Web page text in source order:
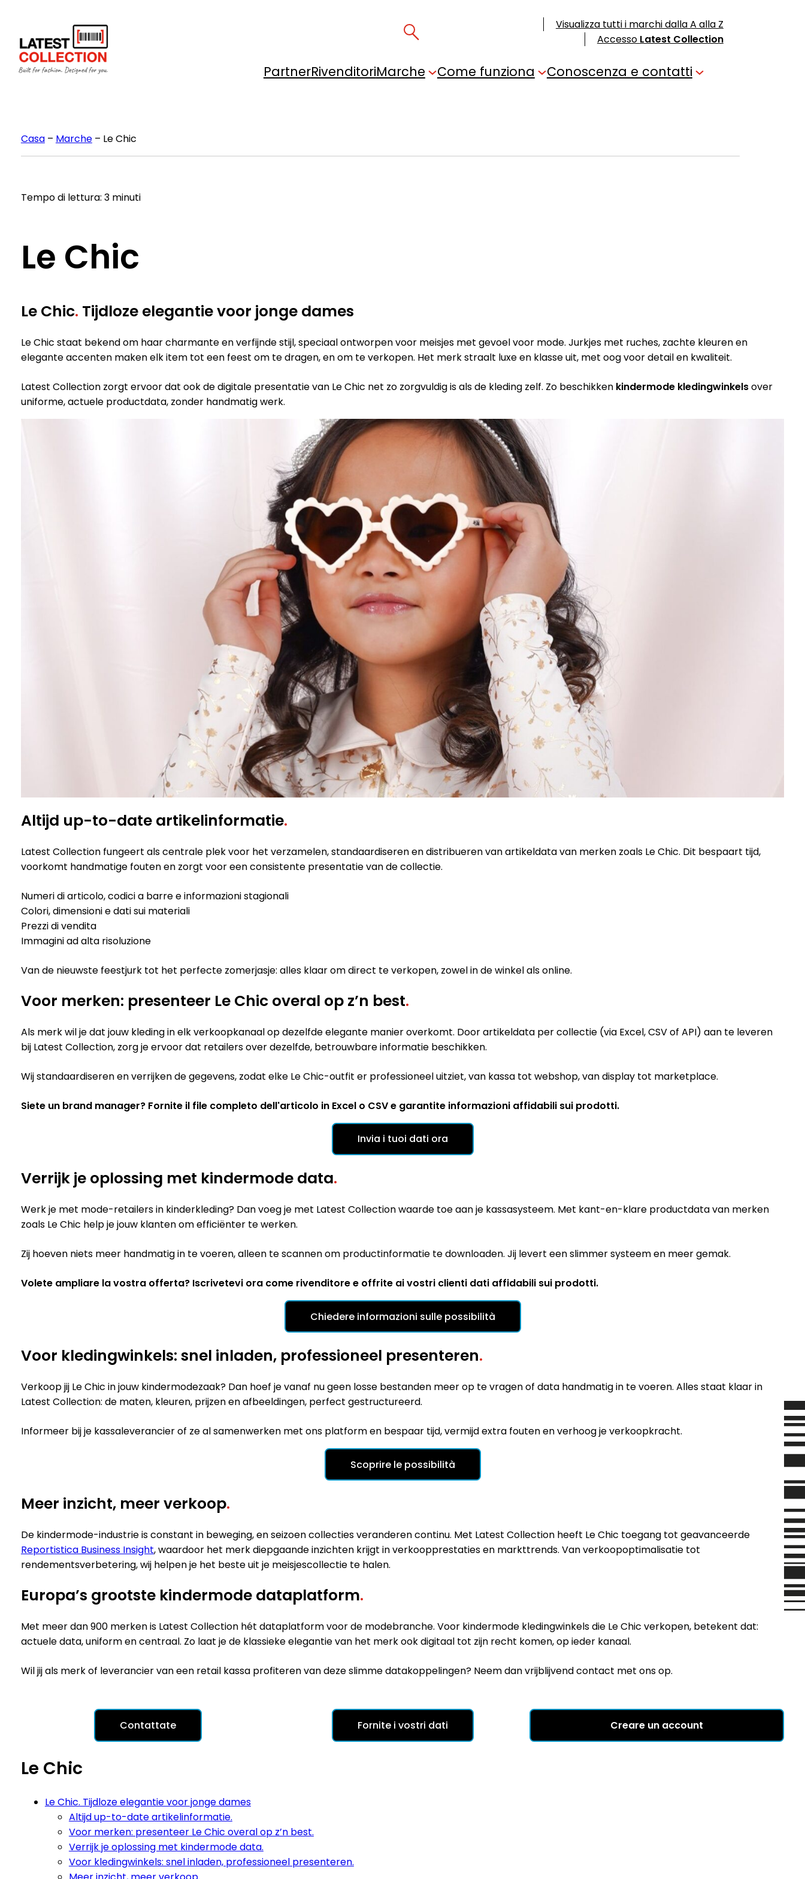
contenuto
Visualizza tutti i marchi dalla A alla Z
Accesso Latest Collection
PartnerRivenditoriMarche Come funziona Conoscenza e contatti
Casa– Marche– Le Chic
Tempo di lettura: 3 minuti
Le Chic
Le Chic. Tijdloze elegantie voor jonge dames
Le Chic staat bekend om haar charmante en verfijnde stijl, speciaal ontworpen voor meisjes met gevoel voor mode. Jurkjes met ruches, zachte kleuren en
elegante accenten maken elk item tot een feest om te dragen, en om te verkopen. Het merk straalt luxe en klasse uit, met oog voor detail en kwaliteit.
Latest Collection zorgt ervoor dat ook de digitale presentatie van Le Chic net zo zorgvuldig is als de kleding zelf. Zo beschikken kindermode kledingwinkelsover
uniforme, actuele productdata, zonder handmatig werk.
Altijd up-to-date artikelinformatie.
Latest Collection fungeert als centrale plek voor het verzamelen, standaardiseren en distribueren van artikeldata van merken zoals Le Chic. Dit bespaart tijd,
voorkomt handmatige fouten en zorgt voor een consistente presentatie van de collectie.
Numeri di articolo, codici a barre e informazioni stagionali
Colori, dimensioni e dati sui materiali
Prezzi di vendita
Immagini ad alta risoluzione
Van de nieuwste feestjurk tot het perfecte zomerjasje: alles klaar om direct te verkopen, zowel in de winkel als online.
Voor merken: presenteer Le Chic overal op z’n best.
Als merk wil je dat jouw kleding in elk verkoopkanaal op dezelfde elegante manier overkomt. Door artikeldata per collectie (via Excel, CSV of API) aan te leveren
bij Latest Collection, zorg je ervoor dat retailers over dezelfde, betrouwbare informatie beschikken.
Wij standaardiseren en verrijken de gegevens, zodat elke Le Chic-outfit er professioneel uitziet, van kassa tot webshop, van display tot marketplace.
Siete un brand manager? Fornite il file completo dell'articolo in Excel o CSV e garantite informazioni affidabili sui prodotti.
Invia i tuoi dati ora
Verrijk je oplossing met kindermode data.
Werk je met mode-retailers in kinderkleding? Dan voeg je met Latest Collection waarde toe aan je kassasysteem. Met kant-en-klare productdata van merken
zoals Le Chic help je jouw klanten om efficiënter te werken.
Zij hoeven niets meer handmatig in te voeren, alleen te scannen om productinformatie te downloaden. Jij levert een slimmer systeem en meer gemak.
Volete ampliare la vostra offerta? Iscrivetevi ora come rivenditore e offrite ai vostri clienti dati affidabili sui prodotti.
Chiedere informazioni sulle possibilità
Voor kledingwinkels: snel inladen, professioneel presenteren.
Verkoop jij Le Chic in jouw kindermodezaak? Dan hoef je vanaf nu geen losse bestanden meer op te vragen of data handmatig in te voeren. Alles staat klaar in
Latest Collection: de maten, kleuren, prijzen en afbeeldingen, perfect gestructureerd.
Informeer bij je kassaleverancier of ze al samenwerken met ons platform en bespaar tijd, vermijd extra fouten en verhoog je verkoopkracht.
Scoprire le possibilità
Meer inzicht, meer verkoop.
De kindermode-industrie is constant in beweging, en seizoen collecties veranderen continu. Met Latest Collection heeft Le Chic toegang tot geavanceerde
Reportistica Business Insight, waardoor het merk diepgaande inzichten krijgt in verkoopprestaties en markttrends. Van verkoopoptimalisatie tot
rendementsverbetering, wij helpen je het beste uit je meisjescollectie te halen.
Europa’s grootste kindermode dataplatform.
Met meer dan 900 merken is Latest Collection hét dataplatform voor de modebranche. Voor kindermode kledingwinkels die Le Chic verkopen, betekent dat:
actuele data, uniform en centraal. Zo laat je de klassieke elegantie van het merk ook digitaal tot zijn recht komen, op ieder kanaal.
Wil jij als merk of leverancier van een retail kassa profiteren van deze slimme datakoppelingen? Neem dan vrijblijvend contact met ons op.
Contattate Fornite i vostri dati Creare un account
Le Chic
Le Chic. Tijdloze elegantie voor jonge dames
Altijd up-to-date artikelinformatie.
Voor merken: presenteer Le Chic overal op z’n best.
Verrijk je oplossing met kindermode data.
Voor kledingwinkels: snel inladen, professioneel presenteren.